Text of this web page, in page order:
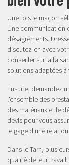
Une fois le maçon
Une communication
désagréments.
discutez-en avec
conseiller sur la
solutions adaptées à
Ensuite, demandez
l'ensemble des
des matériaux et le
devis pour vous
le gage d'une
Dans le Tarn,
qualité de leur